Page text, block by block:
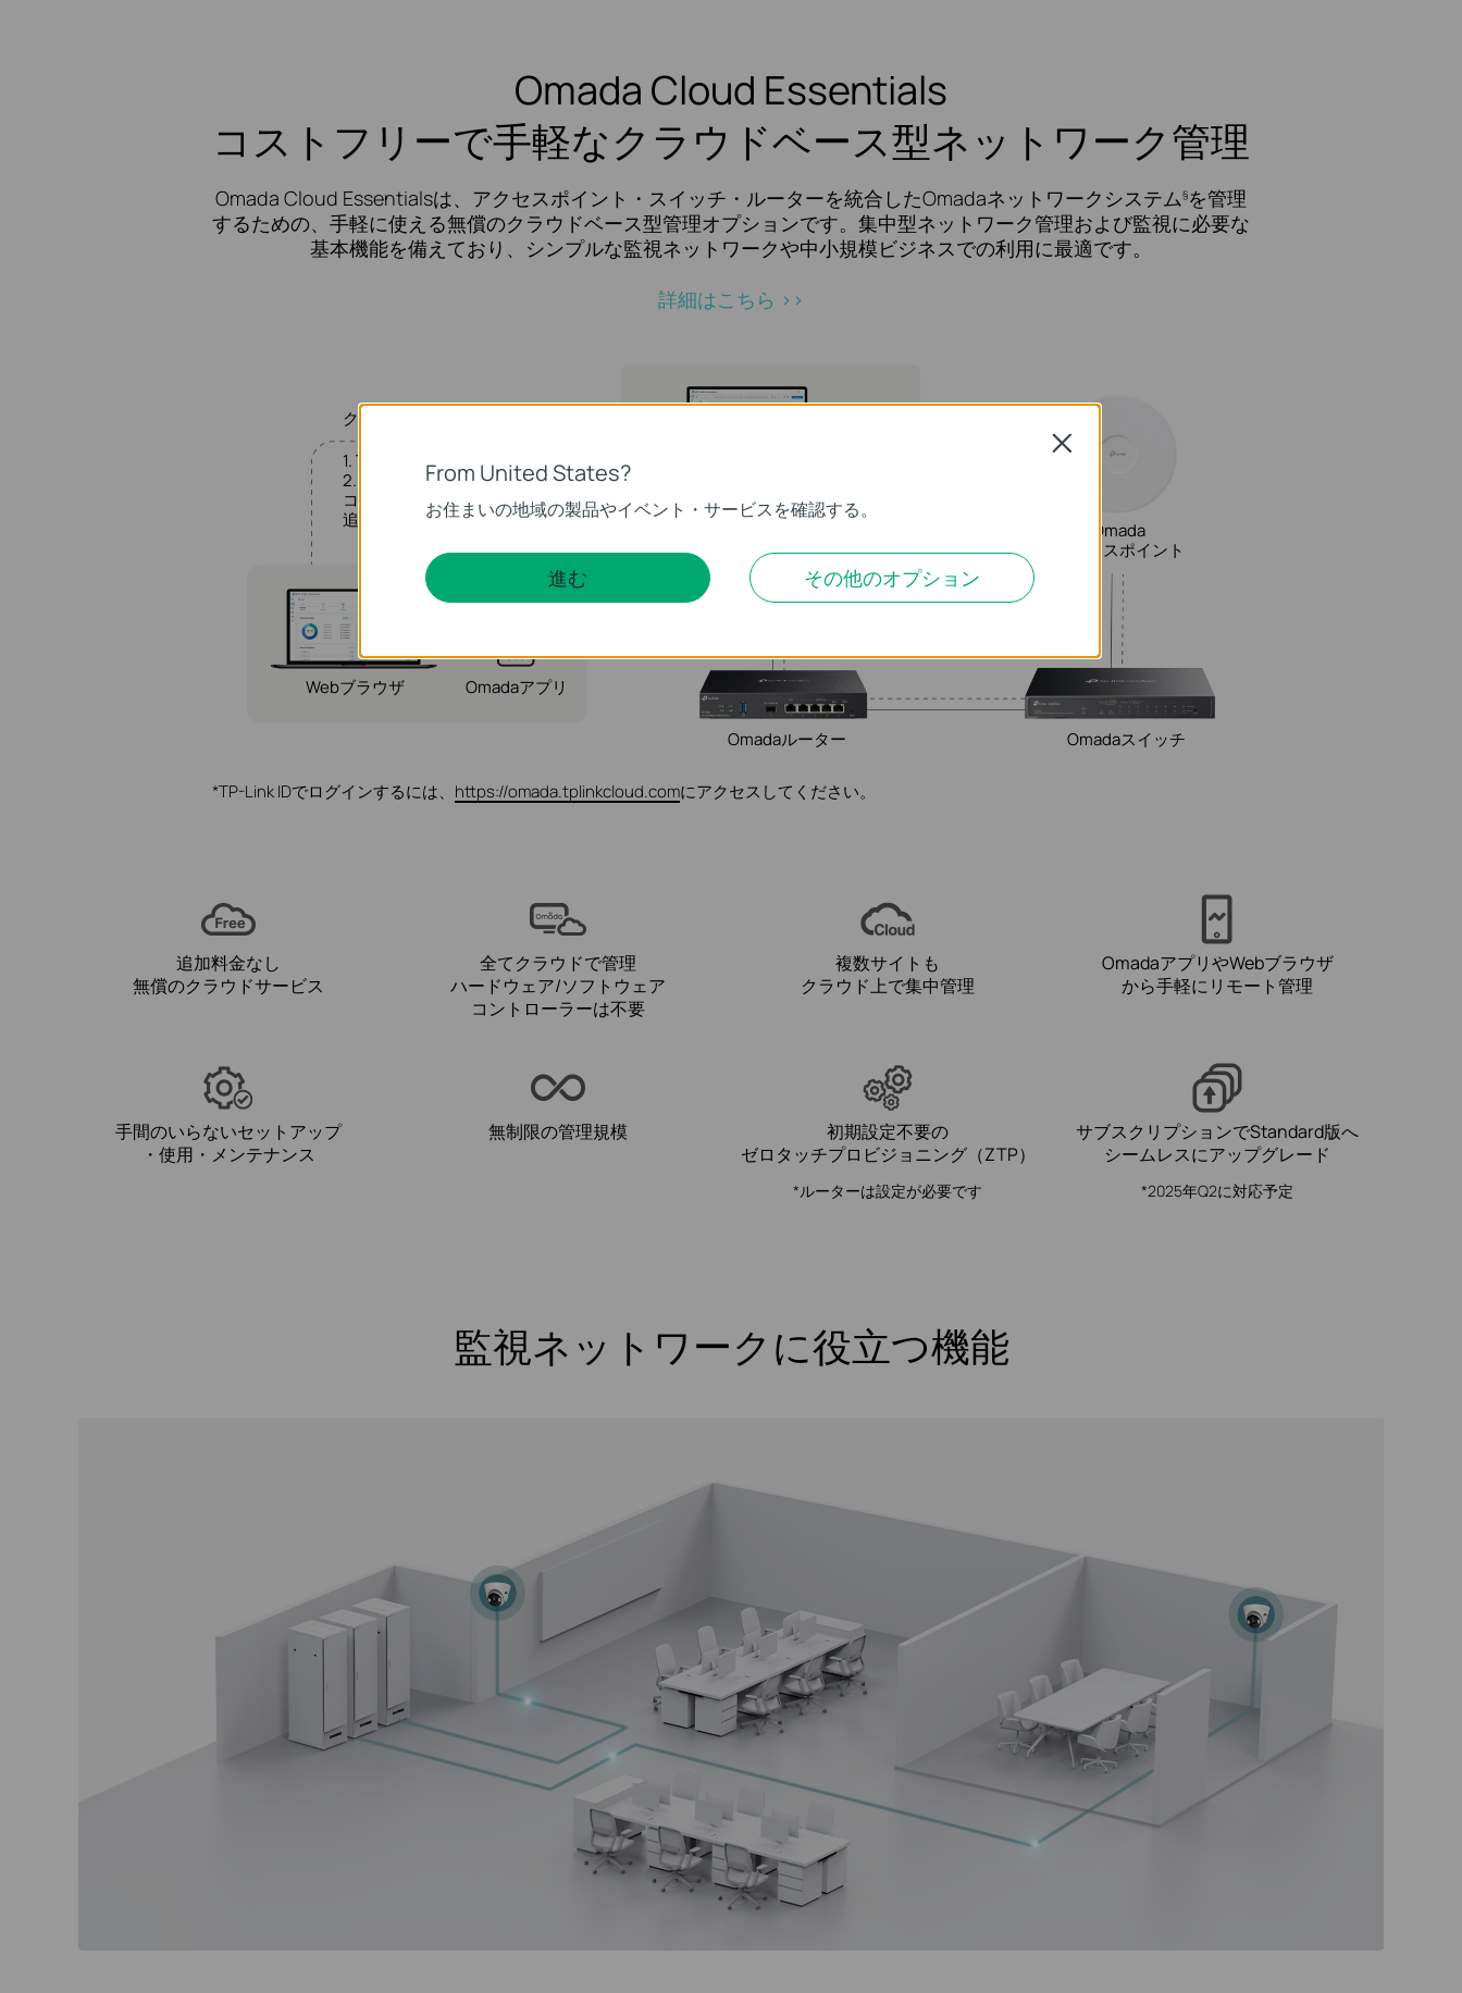
Omada Cloud Essentials
コストフリーで手軽なクラウドベース型ネットワーク管理
Omada Cloud Essentialsは、アクセスポイント・スイッチ・ルーターを統合したOmadaネットワークシステム§を管理
するための、手軽に使える無償のクラウドベース型管理オプションです。集中型ネットワーク管理および監視に必要な
基本機能を備えており、シンプルな監視ネットワークや中小規模ビジネスでの利用に最適です。
詳細はこちら >>
クラウドアクセス
1. TP-Link
ID* でログイン
2. Omadaクラウドベース
コントローラー（Essentials版）を
追加
Webブラウザ Omadaアプリ
Omadaルーター Omadaスイッチ
Omada
アクセスポイント
インター
*TP-Link IDでログインするには、 https://omada.tplinkcloud.comにアクセスしてください。
追加料金なし
無償のクラウドサービス
全てクラウドで管理
ハードウェア/ソフトウェア
コントローラーは不要
複数サイトも
クラウド上で集中管理
OmadaアプリやWebブラウザ
から手軽にリモート管理
手間のいらないセットアップ
・使用・メンテナンス
無制限の管理規模
初期設定不要の
ゼロタッチプロビジョニング（ZTP）
*ルーターは設定が必要です
サブスクリプションでStandard版へ
シームレスにアップグレード
*2025年Q2に対応予定
監視ネットワークに役立つ機能
From United States?
お住まいの地域の製品やイベント・サービスを確認する。
進む その他のオプション
Close